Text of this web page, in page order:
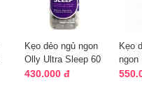
Kẹo dẻo ngủ ngon
Olly Ultra Sleep 60
viên chính hãng Mỹ
430.000 đ
Kẹo
ngon